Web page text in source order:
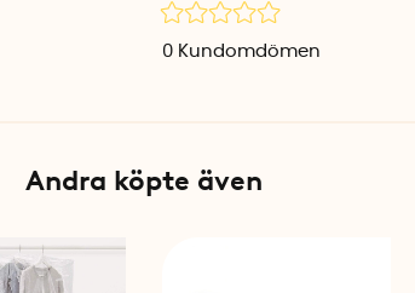
Antal: 3 st
Material: Plast
0 Kundomdömen
Andra köpte även